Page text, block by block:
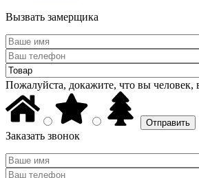
Вызвать замерщика
Пожалуйста, докажите, что вы человек,
Заказать звонок